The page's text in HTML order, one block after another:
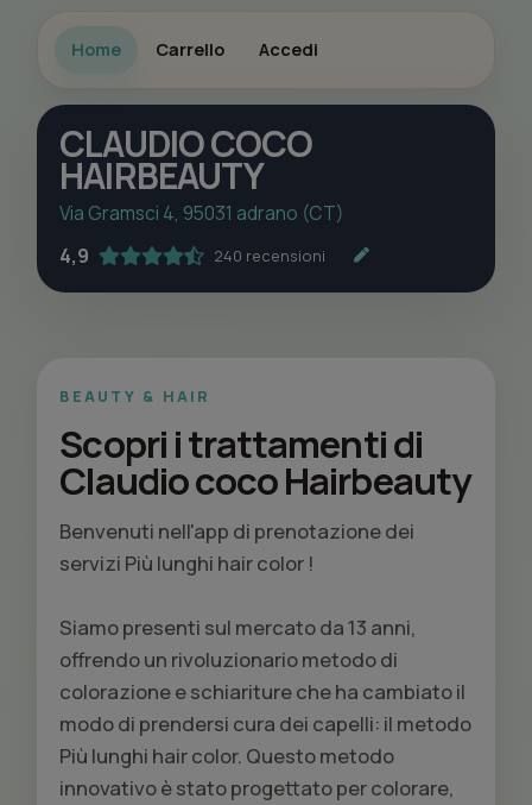
Home Carrello Accedi
CLAUDIO COCO
HAIRBEAUTY
Via Gramsci 4, 95031 adrano (CT)
4,9
240 recensioni
BEAUTY & HAIR
Scopri i trattamenti di
Claudio coco Hairbeauty
Benvenuti nell'app di prenotazione dei
servizi Più lunghi hair color !
Siamo presenti sul mercato da 13 anni,
offrendo un rivoluzionario metodo di
colorazione e schiariture che ha cambiato il
modo di prendersi cura dei capelli: il metodo
Più lunghi hair color. Questo metodo
innovativo è stato progettato per colorare,